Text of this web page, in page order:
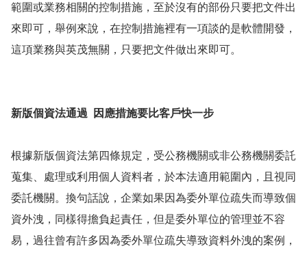
範圍或業務相關的控制措施，至於沒有的部份只要把文件出
來即可，舉例來說，在控制措施裡有一項談的是軟體開發，
這項業務與英茂無關，只要把文件做出來即可。
新版個資法通過 因應措施要比客戶快一步
根據新版個資法第四條規定，受公務機關或非公務機關委託
蒐集、處理或利用個人資料者，於本法適用範圍內，且視同
委託機關。換句話說，企業如果因為委外單位疏失而導致個
資外洩，同樣得擔負起責任，但是委外單位的管理並不容
易，過往曾有許多因為委外單位疏失導致資料外洩的案例，